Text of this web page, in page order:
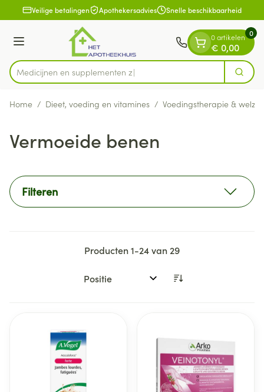
Ga naar de inhoud
1 van 1Veilige betalingen Apothekersadvies Snelle beschikbaarheid
Menu
Product, merk, categorie...
Medicijnen Zoek
0 artikelen
€ 0,00
0
Home / Dieet, voeding en vitamines / Voedingstherapie & welzijn
Vermoeide benen
Filteren
Producten1-24van 29
Sorteer op: